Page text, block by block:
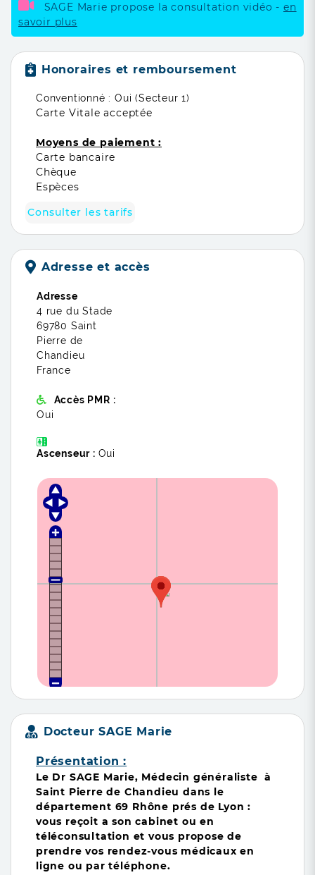
SAGE Marie propose la consultation vidéo -en
savoir plus
Honoraires et remboursement
Conventionné : Oui (Secteur 1)
Carte Vitale acceptée
Moyens de paiement :
Carte bancaire
Chèque
Espèces
Consulter les tarifs
Adresse et accès
Adresse
4 rue du Stade
69780 Saint
Pierre de
Chandieu
France
Accès PMR :
Oui
Ascenseur : Oui
Docteur SAGE Marie
Présentation :
Le Dr SAGE Marie, Médecin généraliste à
Saint Pierre de Chandieudans le
département 69 Rhône prés de Lyon :
vous reçoit a son cabinet ou en
téléconsultation et vous propose de
prendre vos rendez-vous médicaux en
ligne ou par téléphone.